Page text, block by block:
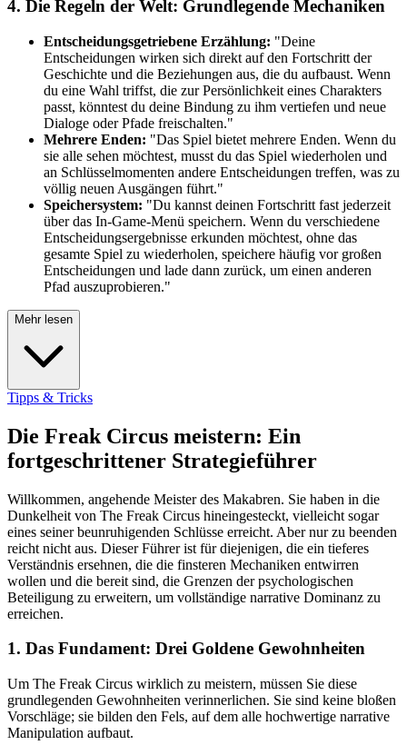
4. Die Regeln der Welt: Grundlegende Mechaniken
Entscheidungsgetriebene Erzählung: "Deine
Entscheidungen wirken sich direkt auf den Fortschritt der
Geschichte und die Beziehungen aus, die du aufbaust. Wenn
du eine Wahl triffst, die zur Persönlichkeit eines Charakters
passt, könntest du deine Bindung zu ihm vertiefen und neue
Dialoge oder Pfade freischalten."
Mehrere Enden: "Das Spiel bietet mehrere Enden. Wenn du
sie alle sehen möchtest, musst du das Spiel wiederholen und
an Schlüsselmomenten andere Entscheidungen treffen, was zu
völlig neuen Ausgängen führt."
Speichersystem: "Du kannst deinen Fortschritt fast jederzeit
über das In-Game-Menü speichern. Wenn du verschiedene
Entscheidungsergebnisse erkunden möchtest, ohne das
gesamte Spiel zu wiederholen, speichere häufig vor großen
Entscheidungen und lade dann zurück, um einen anderen
Pfad auszuprobieren."
Mehr lesen
Tipps & Tricks
Die Freak Circus meistern: Ein
fortgeschrittener Strategieführer
Willkommen, angehende Meister des Makabren. Sie haben in die
Dunkelheit von The Freak Circus hineingesteckt, vielleicht sogar
eines seiner beunruhigenden Schlüsse erreicht. Aber nur zu beenden
reicht nicht aus. Dieser Führer ist für diejenigen, die ein tieferes
Verständnis ersehnen, die die finsteren Mechaniken entwirren
wollen und die bereit sind, die Grenzen der psychologischen
Beteiligung zu erweitern, um vollständige narrative Dominanz zu
erreichen.
1. Das Fundament: Drei Goldene Gewohnheiten
Um The Freak Circus wirklich zu meistern, müssen Sie diese
grundlegenden Gewohnheiten verinnerlichen. Sie sind keine bloßen
Vorschläge; sie bilden den Fels, auf dem alle hochwertige narrative
Manipulation aufbaut.